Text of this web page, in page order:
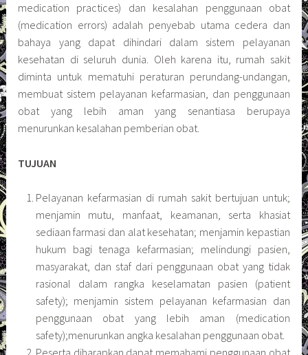
medication practices) dan kesalahan penggunaan obat
(medication errors) adalah penyebab utama cedera dan
bahaya yang dapat dihindari dalam sistem pelayanan
kesehatan di seluruh dunia. Oleh karena itu, rumah sakit
diminta untuk mematuhi peraturan perundang-undangan,
membuat sistem pelayanan kefarmasian, dan penggunaan
obat yang lebih aman yang senantiasa berupaya
menurunkan kesalahan pemberian obat.
TUJUAN
Pelayanan kefarmasian di rumah sakit bertujuan untuk;
menjamin mutu, manfaat, keamanan, serta khasiat
sediaan farmasi dan alat kesehatan; menjamin kepastian
hukum bagi tenaga kefarmasian; melindungi pasien,
masyarakat, dan staf dari penggunaan obat yang tidak
rasional dalam rangka keselamatan pasien (patient
safety); menjamin sistem pelayanan kefarmasian dan
penggunaan obat yang lebih aman (medication
safety);menurunkan angka kesalahan penggunaan obat.